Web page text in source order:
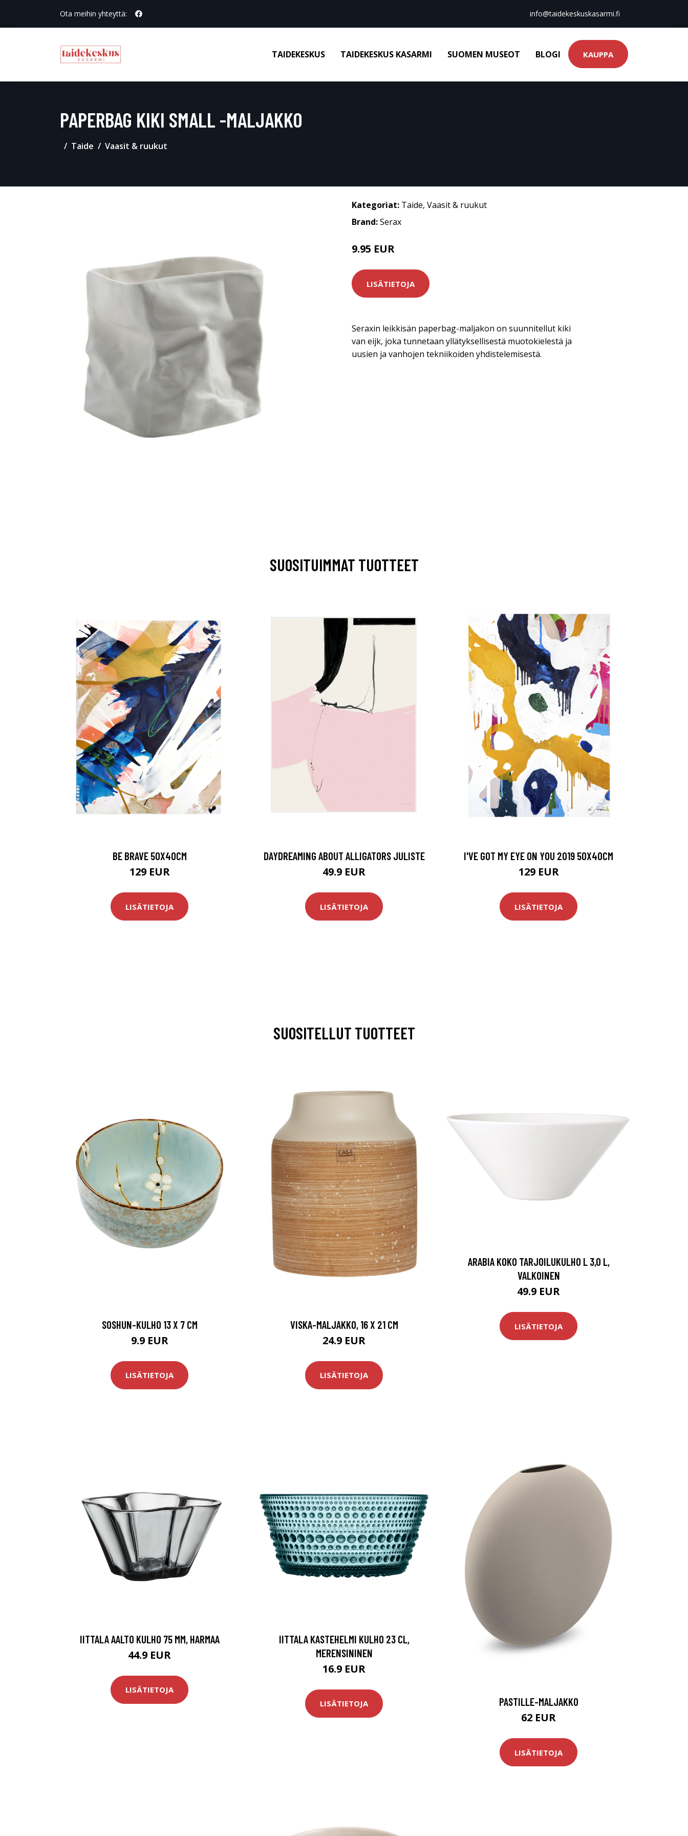
Ota meihin yhteyttä: info@taidekeskuskasarmi.fi
TAIDEKESKUS TAIDEKESKUS KASARMI SUOMEN MUSEOT BLOGI KAUPPA
PAPERBAG KIKI SMALL -MALJAKKO
Taide Vaasit & ruukut
Kategoriat: Taide, Vaasit & ruukut
Brand:Serax
9.95 EUR
LISÄTIETOJA
Seraxin leikkisän paperbag-maljakon on suunnitellut kiki
van eijk, joka tunnetaan yllätyksellisestä muotokielestä ja
uusien ja vanhojen tekniikoiden yhdistelemisestä.
SUOSITUIMMAT TUOTTEET
BE BRAVE 50X40CM
129 EUR
LISÄTIETOJA
DAYDREAMING ABOUT ALLIGATORS JULISTE
49.9 EUR
LISÄTIETOJA
I'VE GOT MY EYE ON YOU 2019 50X40CM
129 EUR
LISÄTIETOJA
SUOSITELLUT TUOTTEET
SOSHUN-KULHO 13 X 7 CM
9.9 EUR
LISÄTIETOJA
VISKA-MALJAKKO, 16 X 21 CM
24.9 EUR
LISÄTIETOJA
ARABIA KOKO TARJOILUKULHO L 3,0 L,
VALKOINEN
49.9 EUR
LISÄTIETOJA
IITTALA AALTO KULHO 75 MM, HARMAA
44.9 EUR
LISÄTIETOJA
IITTALA KASTEHELMI KULHO 23 CL,
MERENSININEN
16.9 EUR
LISÄTIETOJA PASTILLE-MALJAKKO
62 EUR
LISÄTIETOJA